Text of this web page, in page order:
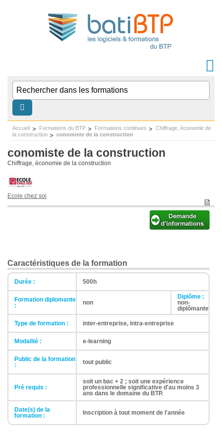
Accueil Formations du BTP Formations continues
Chiffrage, économie de
la construction
conomiste de la construction
conomiste de la construction
Chiffrage, économie de la construction
Ecole chez soi
Caractéristiques de la formation
Durée : 500h
Formation diplomante
:
non
Diplôme :
non-
diplômante
Type de formation : inter-entreprise, intra-entreprise
Modalité : e-learning
Public de la formation
:
tout public
Pré requis :
soit un bac + 2 ; soit une expérience
professionnelle significative d'au moins 3
ans dans le domaine du BTP.
Date(s) de la
formation :
Inscription à tout moment de l'année